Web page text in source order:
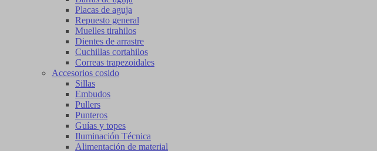
Placas de aguja
Repuesto general
Muelles tirahilos
Dientes de arrastre
Cuchillas cortahilos
Correas trapezoidales
Accesorios cosido
Sillas
Embudos
Pullers
Punteros
Guías y topes
Iluminación Técnica
Alimentación de material